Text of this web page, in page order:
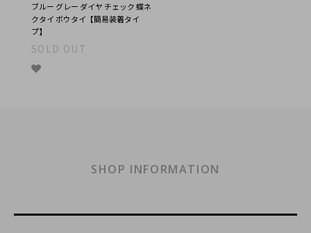
ブルー グレー ダイヤ チェック 蝶ネ
クタイ ボウタイ【簡易装着タイ
プ】
SOLD OUT
SHOP INFORMATION